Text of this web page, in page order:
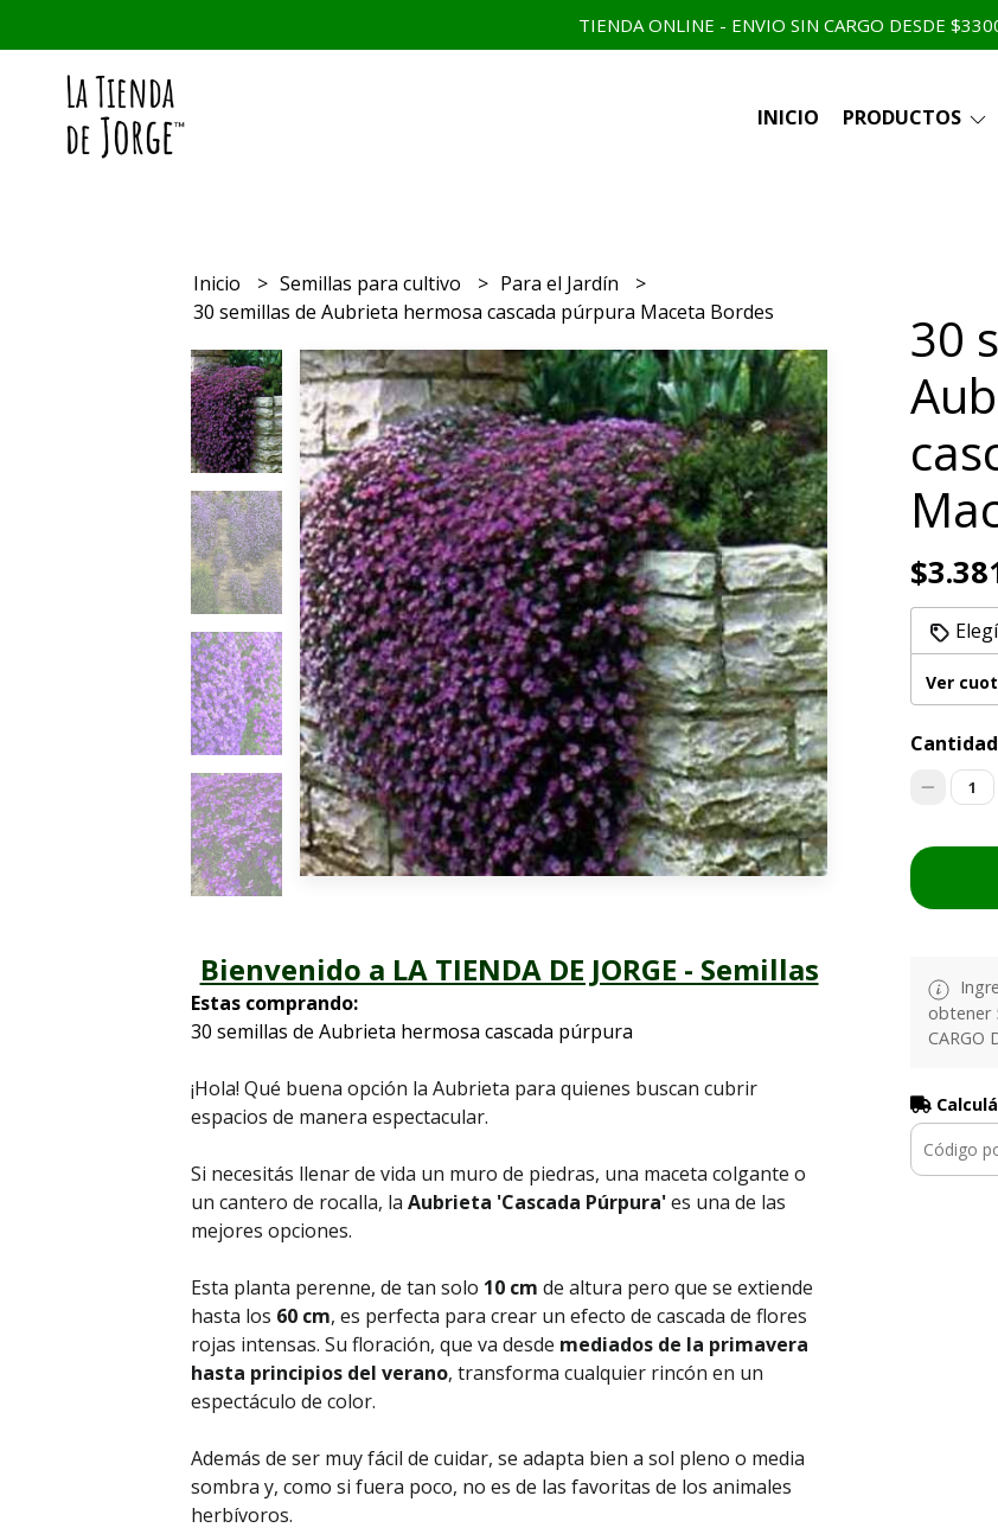
TIENDA ONLINE - ENVIO SIN CARGO DESDE
INICIO PRODUCTOS
Inicio Semillas para cultivo
Para el Jardín
30 semillas de Aubrieta hermosa cascada púrpura Maceta Bordes
Bienvenido a LA TIENDA DE JORGE - Semillas
Estas comprando:
30 semillas de Aubrieta hermosa cascada púrpura
¡Hola! Qué buena opción la Aubrieta para quienes buscan cubrir
espacios de manera espectacular.
Si necesitás llenar de vida un muro de piedras, una maceta colgante o
un cantero de rocalla, laAubrieta 'Cascada Púrpura'es una de las
mejores opciones.
Esta planta perenne, de tan solo 10 cm de altura pero que se extiende
hasta los 60 cm, es perfecta para crear un efecto de cascada de flores
rojas intensas. Su floración, que va desde mediados de la primavera
hasta principios del verano, transforma cualquier rincón en un
espectáculo de color.
Además de ser muy fácil de cuidar, se adapta bien a sol pleno o media
sombra y, como si fuera poco, no es de las favoritas de los animales
herbívoros.
30
Ver
Cantidad
1
obtener
CARGO